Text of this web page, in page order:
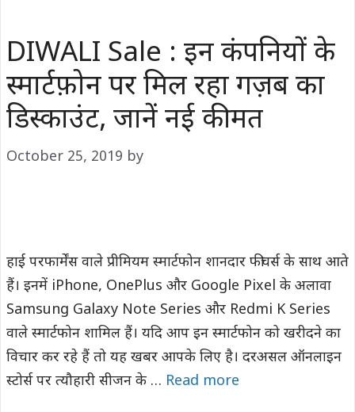
DIWALI Sale : इन कंपनियों के
स्मार्टफ़ोन पर मिल रहा गज़ब का
डिस्काउंट, जानें नई कीमत
October 25, 2019 by
हाई परफार्मेंस वाले प्रीमियम स्मार्टफोन शानदार फीचर्स के साथ आते
हैं। इनमें iPhone, OnePlus और Google Pixel के अलावा
Samsung Galaxy Note Series और Redmi K Series
वाले स्मार्टफोन शामिल हैं। यदि आप इन स्मार्टफोन को खरीदने का
विचार कर रहे हैं तो यह खबर आपके लिए है। दरअसल ऑनलाइन
स्टोर्स पर त्यौहारी सीजन के … Read more